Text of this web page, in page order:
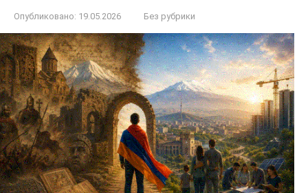
Опубликовано: 19.05.2026 Без рубрики